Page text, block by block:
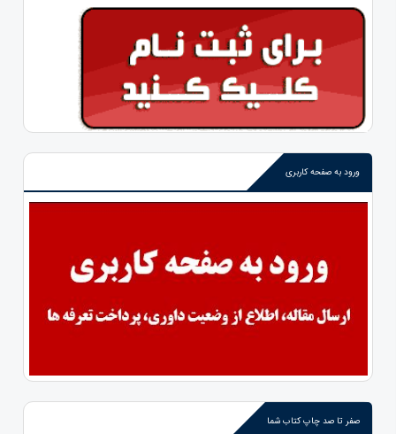
ورود به صفحه کاربری
صفر تا صد چاپ کتاب شما